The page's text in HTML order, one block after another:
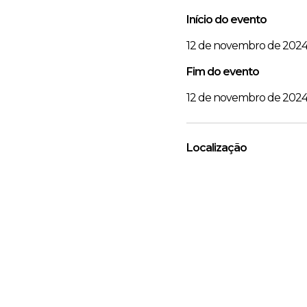
Início do evento
12 de novembro de
Fim do evento
12 de novembro de
Localização